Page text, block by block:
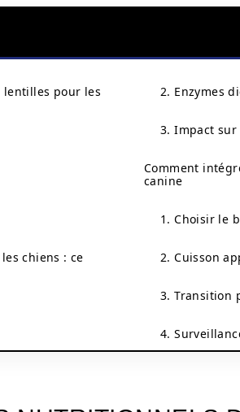
pour les
chiens : ce
2. Enzymes
3. Impact
Comment
canine
1. Choisir le
2. Cuisson
3. Transition
4.